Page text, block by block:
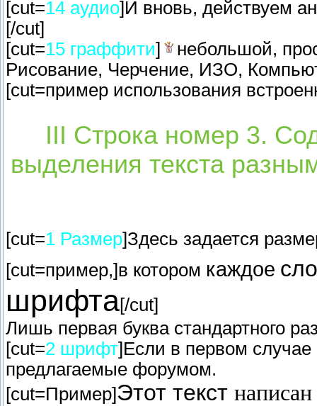
[cut=14 аудио]И вновь, действуем
[/cut]
[cut=15 граффити]
небольшой,
Рисование, Черчение, ИЗО,
[cut=пример использования
III Строка номер 3.
выделения текста
[cut=1 Размер]Здесь задается
[cut=пример,]в котором каждое
шрифта[/cut]
Лишь первая буква стандартного
[cut=2 шрифт]Если в первом
предлагаемые форумом.
[cut=Пример]Этот текст написан